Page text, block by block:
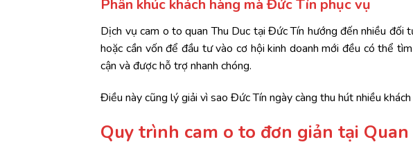
Phân khúc khách hàng mà Đức Tín phục vụ
Dịch vụ cam o to quan Thu Duc tại Đức Tín hướng đến nhiều đối
hoặc cần vốn để đầu tư vào cơ hội kinh doanh mới đều có thể
cận và được hỗ trợ nhanh chóng.
Điều này cũng lý giải vì sao Đức Tín ngày càng thu hút nhiều
Quy trình cam o to đơn giản tại